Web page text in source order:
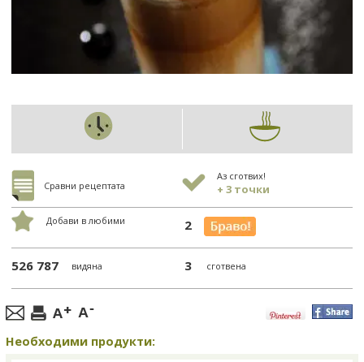
Сравни рецептата
Аз сготвих!
+ 3 точки
Добави в любими 2
526 787 видяна 3 сготвена
Необходими продукти: